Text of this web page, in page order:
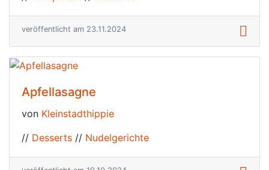
veröffentlicht am 23.11.2024
Apfellasagne
von Kleinstadthippie
// Desserts // Nudelgerichte